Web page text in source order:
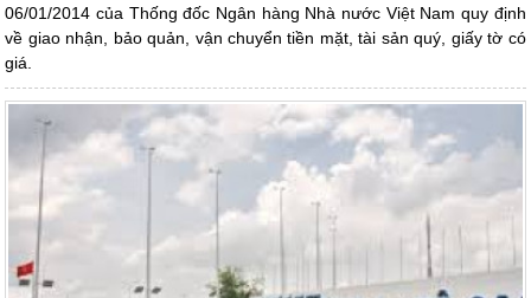
06/01/2014 của Thống đốc Ngân hàng Nhà nước Việt Nam quy định
về giao nhận, bảo quản, vận chuyển tiền mặt, tài sản quý, giấy tờ có
giá.